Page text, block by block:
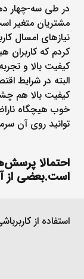
در طی سه-چهار
مشتریان متغیر
نیازهای امسال
کردم که
کیفیت بالا و
البته در شرایط
کیفیت بالا هم
خوب هیچگاه
توانید روی آن
احتمالا
است.بعضی از
استفاده از